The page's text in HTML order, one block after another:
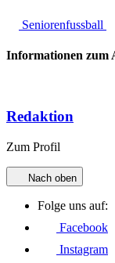
Seniorenfussball
Informationen zum
Redaktion
Zum Profil
Nach oben
Folge uns auf:
Facebook
Instagram